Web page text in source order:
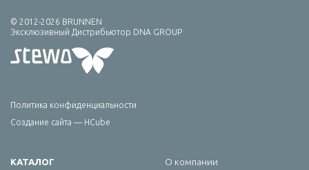
© 2012-2026 BRUNNEN
Эксклюзивный Дистрибьютор DNA GROUP
Политика конфиденциальности
Создание сайта — HCube
КАТАЛОГ О компании